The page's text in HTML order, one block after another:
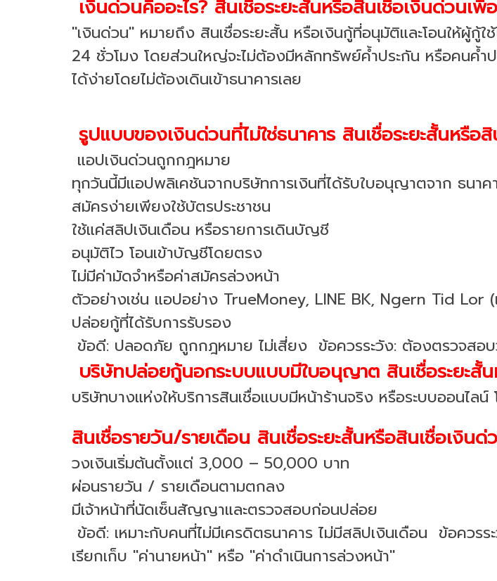
เงินด่วนคืออะไร? สินเชื่อระยะสั้นหรือสินเชื่อเงินด่วนเพื่
"เงินด่วน" หมายถึง สินเชื่อระยะสั้น หรือเงินกู้ที่อนุมัติและโอนให้ผู้กู้ใ
24 ชั่วโมง โดยส่วนใหญ่จะไม่ต้องมีหลักทรัพย์ค้ำประกัน หรือคนค้ำ
ได้ง่ายโดยไม่ต้องเดินเข้าธนาคารเลย
รูปแบบของเงินด่วนที่ไม่ใช่ธนาคาร สินเชื่อระยะสั้นหรือ
แอปเงินด่วนถูกกฎหมาย
ทุกวันนี้มีแอปพลิเคชันจากบริษัทการเงินที่ได้รับใบอนุญาตจาก ธนาค
สมัครง่ายเพียงใช้บัตรประชาชน
ใช้แค่สลิปเงินเดือน หรือรายการเดินบัญชี
อนุมัติไว โอนเข้าบัญชีโดยตรง
ไม่มีค่ามัดจำหรือค่าสมัครล่วงหน้า
ตัวอย่างเช่น แอปอย่าง TrueMoney, LINE BK, Ngern Tid
ปล่อยกู้ที่ได้รับการรับรอง
ข้อดี: ปลอดภัย ถูกกฎหมาย ไม่เสี่ยง ข้อควรระวัง: ต้องตรวจสอ
บริษัทปล่อยกู้นอกระบบแบบมีใบอนุญาต สินเชื่อระยะสั้
บริษัทบางแห่งให้บริการสินเชื่อแบบมีหน้าร้านจริง หรือระบบออนไ
สินเชื่อรายวัน/รายเดือน สินเชื่อระยะสั้นหรือสินเชื่อเงินด่
วงเงินเริ่มต้นตั้งแต่ 3,000 – 50,000 บาท
ผ่อนรายวัน / รายเดือนตามตกลง
มีเจ้าหน้าที่นัดเซ็นสัญญาและตรวจสอบก่อนปล่อย
ข้อดี: เหมาะกับคนที่ไม่มีเครดิตธนาคาร ไม่มีสลิปเงินเดือน ข้อคว
เรียกเก็บ "ค่านายหน้า" หรือ "ค่าดำเนินการล่วงหน้า"